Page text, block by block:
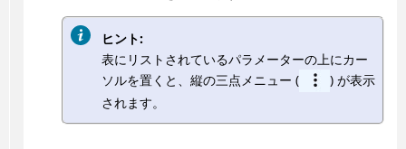
ヒント:
表にリストされているパラメーターの上にカー
ソルを置くと、縦の三点メニュー (
) が表示
されます。